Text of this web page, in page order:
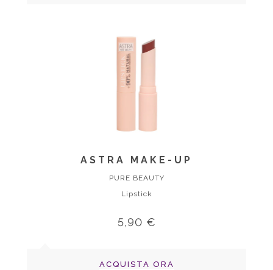
ASTRA MAKE-UP
PURE BEAUTY
Lipstick
5,90 €
ACQUISTA ORA